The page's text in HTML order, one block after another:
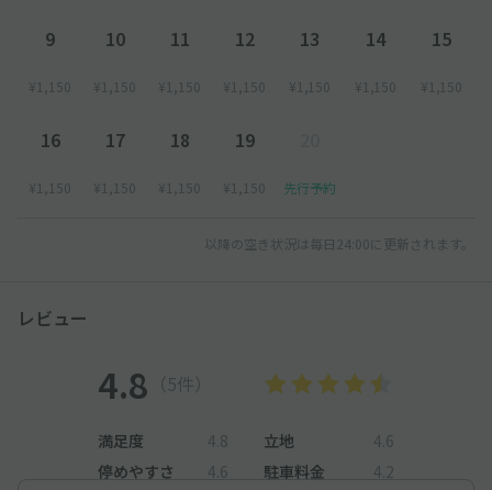
9
¥1,150
10
¥1,150
11
¥1,150
12
¥1,150
13
¥1,150
14
¥1,150
15
¥1,150
16
¥1,150
17
¥1,150
18
¥1,150
19
¥1,150 先行予約
以降の空き状況は毎日24:00に更新されます。
レビュー
4.8 （5件）
満足度 4.8 立地
4.6
停めやすさ
4.6 駐車料金
4.2